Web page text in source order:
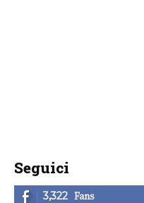
Seguici
3,322 Fans